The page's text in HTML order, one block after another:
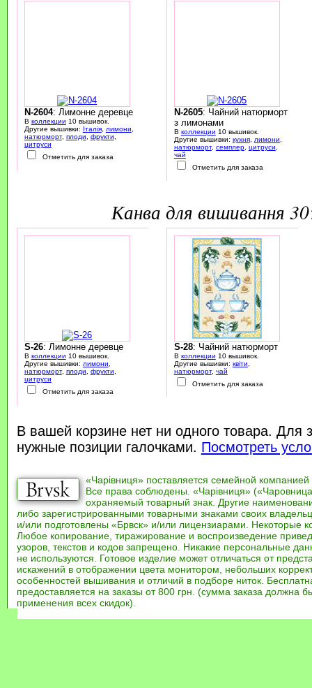
N-2604: Лимонне деревце
В коллекции 10 вышивок.
Другие вышивки:
Італія, лимони,
натюрморт, плоди, фрукти,
цитруси
Отметить для заказа
N-2605: Чайний натюрморт
з лимонами
В коллекции 10 вышивок.
Другие вышивки: кухня, лимони,
натюрморт, семплер, цитруси,
чай
Отметить для заказа
канва для вишивання
S-26: Лимонне деревце
В коллекции 10 вышивок.
Другие вышивки: лимони
натюрморт, плоди фрукти
цитруси
Отметить для заказа
S-28: Чайний натюрморт
В коллекции 10 вышивок.
Другие вышивки: квіти
натюрморт, чай
Отметить для заказа
В вашей корзине нет ни одного товара. Для
нужные позиции галочками. Посмотреть
«Чарівниця» поставляется семейной компанией
Все права соблюдены. «Чарівниця»
охраняемый товарный знак. Другие
либо зарегистрированными товарными знаками своих
и/или подготовлены «Брвск» и/или лицензиарами. Некоторые
Любое копирование, тиражирование и воспроизведение
узоров, текстов и кодов запрещено. Никакие персональные
не используются. Готовое изделие может отличаться от
искажений в отображении цвета монитором, небольших
особенностей вышивания и отличий в подборе ниток.
предоставляется на заказы от 800 грн. (сумма заказа должна
применения всех скидок).